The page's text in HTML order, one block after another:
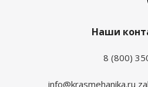
Наши
8 (800)
info@krasmehanika.ru